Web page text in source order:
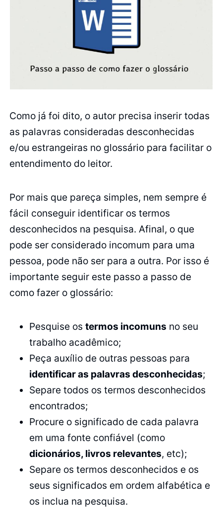
Como já foi dito, o autor precisa inserir todas
as palavras consideradas desconhecidas
e/ou estrangeiras no glossário para facilitar o
entendimento do leitor.
Por mais que pareça simples, nem sempre é
fácil conseguir identificar os termos
desconhecidos na pesquisa. Afinal, o que
pode ser considerado incomum para uma
pessoa, pode não ser para a outra. Por isso é
importante seguir este passo a passo de
como fazer o glossário:
Pesquise ostermos incomuns no seu
trabalho acadêmico;
Peça auxílio de outras pessoas para
identificar as palavras desconhecidas;
Separe todos os termos desconhecidos
encontrados;
Procure o significado de cada palavra
em uma fonte confiável (como
dicionários, livros relevantes, etc);
Separe os termos desconhecidos e os
seus significados em ordem alfabética e
os inclua na pesquisa.